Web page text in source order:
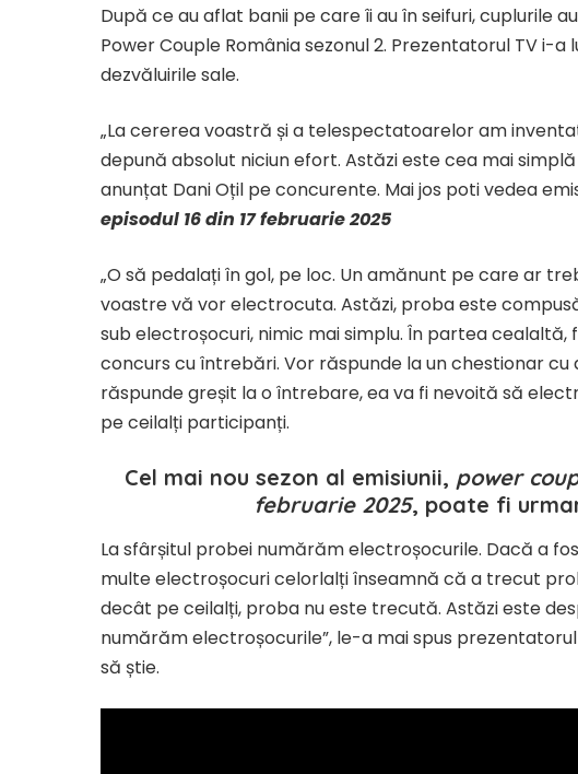
După ce au aflat banii pe care îi au în seifuri, cuplurile
Power Couple România sezonul 2. Prezentatorul TV i-
dezvăluirile sale.
„La cererea voastră și a telespectatoarelor am
depună absolut niciun efort. Astăzi este cea mai
anunțat Dani Oțil pe concurente. Mai jos poti vedea
episodul 16 din 17 februarie 2025
„O să pedalați în gol, pe loc. Un amănunt pe care ar
voastre vă vor electrocuta. Astăzi, proba este
sub electroșocuri, nimic mai simplu. În partea
concurs cu întrebări. Vor răspunde la un chestionar cu
răspunde greșit la o întrebare, ea va fi nevoită să
pe ceilalți participanți.
Cel mai nou sezon al emisiunii, power
februarie 2025, poate fi
La sfârșitul probei numărăm electroșocurile. Dacă a
multe electroșocuri celorlalți înseamnă că a trecut
decât pe ceilalți, proba nu este trecută. Astăzi este
numărăm electroșocurile”, le-a mai spus
să știe.